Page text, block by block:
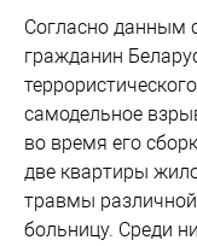
Согласно данным
гражданин
самодельное
во время его
две квартиры
травмы
больницу. Среди